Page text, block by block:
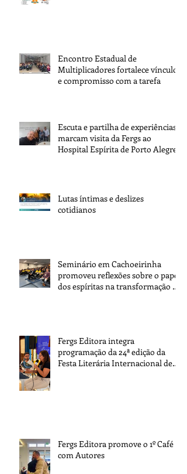
Encontro Estadual de
Multiplicadores fortalece vínculos
e compromisso com a tarefa
Escuta e partilha de experiências
marcam visita da Fergs ao
Hospital Espírita de Porto Alegre
Lutas íntimas e deslizes
cotidianos
Seminário em Cachoeirinha
promoveu reflexões sobre o papel
dos espíritas na transformação da
Fergs Editora integra
programação da 24ª edição da
Festa Literária Internacional de
Fergs Editora promove o 1º Café
com Autores